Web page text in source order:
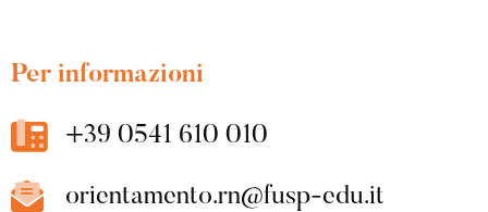
Per informazioni
+39 0541 610 010
orientamento.rn@fusp-edu.it